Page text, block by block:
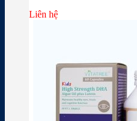
Liên hệ